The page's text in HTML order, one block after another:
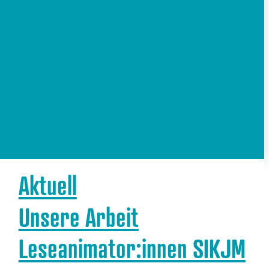
Aktuell
Unsere Arbeit
Leseanimator:innen SIKJM